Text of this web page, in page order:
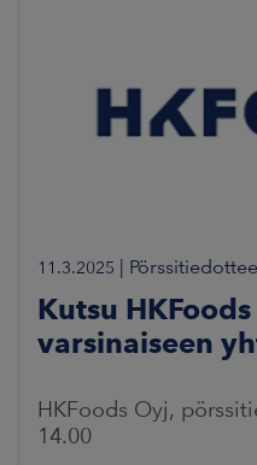
11.3.2025 |
Kutsu
varsinaiseen
HKFoods Oyj,
14.00